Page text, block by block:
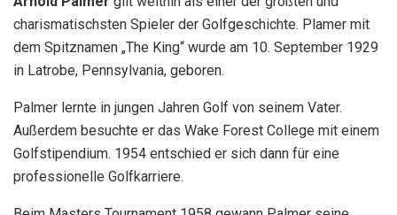
Beim Masters Tournament 1958 gewann Palmer seine
erste große Meisterschaft. Dieser Gewinn brachte ihm
$11.250 ein und machte ihn zu einem der führenden Stars
des Golfsports. Sein Einfluss auf den Golfsport war
bahnbrechend, was dazu beitrug, Golf von einem
Freizeitsport der Oberklasse zu einem populäreren Sport
zu machen.